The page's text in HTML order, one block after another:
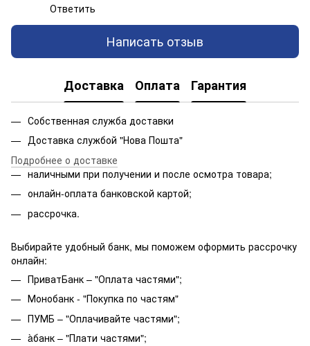
Ответить
Написать отзыв
Доставка Оплата Гарантия
Собственная служба доставки
Доставка службой "Нова Пошта"
Подробнее о доставке
наличными при получении и после осмотра товара;
онлайн-оплата банковской картой;
рассрочка.
Выбирайте удобный банк, мы поможем оформить рассрочку
онлайн:
ПриватБанк – "Оплата частями";
Монобанк - "Покупка по частям"
ПУМБ – "Оплачивайте частями";
àбанк – "Плати частями";